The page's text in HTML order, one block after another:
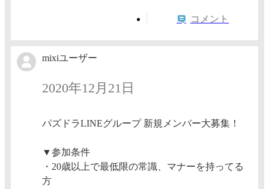
コメント
mixiユーザー
2020年12月21日
パズドラLINEグループ 新規メンバー大募集！
▼参加条件
・20歳以上で最低限の常識、マナーを持ってる
方